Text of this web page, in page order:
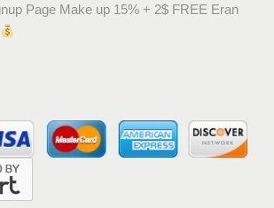
Page Make up 15% + 2$ FREE Eran